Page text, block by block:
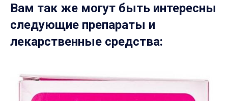
Вам так же могут быть интересны
следующие препараты и
лекарственные средства: